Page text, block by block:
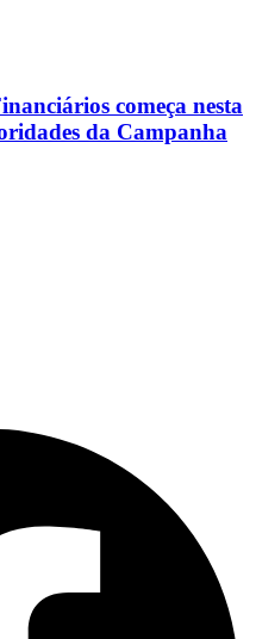
começa nesta
da Campanha